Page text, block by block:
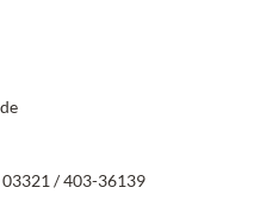
/ 403-36139